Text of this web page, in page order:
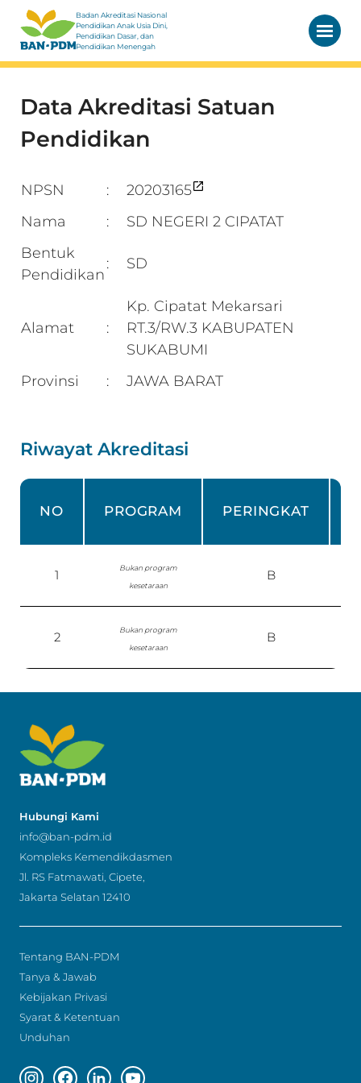
Badan Akreditasi Nasional
Pendidikan Anak Usia Dini,
Pendidikan Dasar, dan
Pendidikan Menengah
Data Akreditasi Satuan
Pendidikan
NPSN :
20203165
Nama
:
SD NEGERI 2 CIPATAT
Bentuk
Pendidikan
: SD
Alamat :
Kp. Cipatat Mekarsari
RT.3/RW.3 KABUPATEN
SUKABUMI
Provinsi
: JAWA BARAT
Riwayat Akreditasi
NO PROGRAM PERINGKAT
1
Bukan program
kesetaraan
B
2
Bukan program
kesetaraan
B
Hubungi Kami
info@ban-pdm.id
Kompleks Kemendikdasmen
Jl. RS Fatmawati, Cipete,
Jakarta Selatan 12410
Tentang BAN-PDM
Tanya & Jawab
Kebijakan Privasi
Syarat & Ketentuan
Unduhan